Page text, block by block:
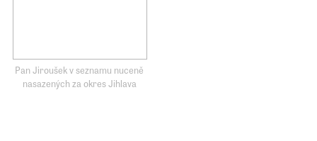
Pan Jiroušek v seznamu nuceně
nasazených za okres Jihlava